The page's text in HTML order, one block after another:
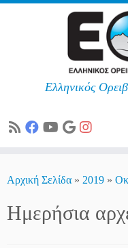
Ελληνικός
Αρχική Σελίδα » 2019 »
Ημερήσια